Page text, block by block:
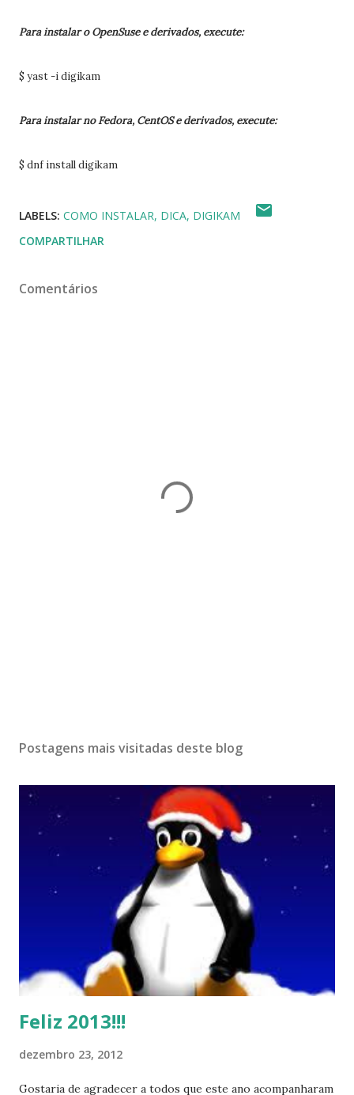
Para instalar o OpenSuse e derivados, execute:
$ yast -i digikam
Para instalar no Fedora, CentOS e derivados, execute:
$ dnf install digikam
LABELS: COMO INSTALAR DICA DIGIKAM
COMPARTILHAR
Comentários
Postagens mais visitadas deste blog
Feliz 2013!!!
dezembro 23, 2012
Gostaria de agradecer a todos que este ano acompanharam